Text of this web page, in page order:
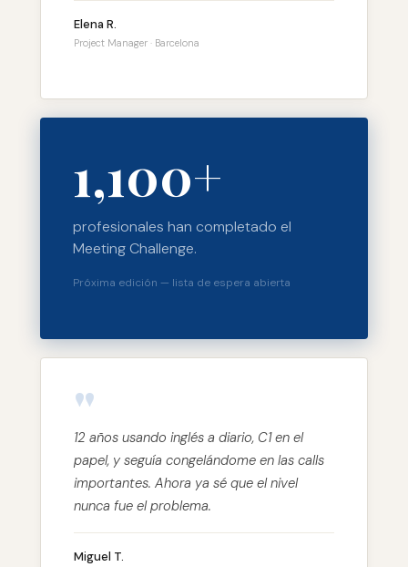
Elena R.
Project Manager · Barcelona
1,100+
profesionales han completado el
Meeting Challenge.
Próxima edición — lista de espera abierta
"
12 años usando inglés a diario, C1 en el
papel, y seguía congelándome en las calls
importantes. Ahora ya sé que el nivel
nunca fue el problema.
Miguel T.